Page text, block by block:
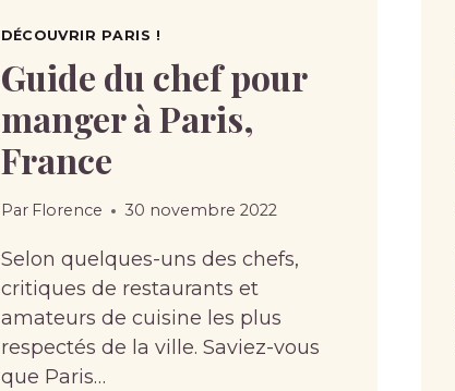
DÉCOUVRIR PARIS !
Guide du chef pour
manger à Paris,
France
Par Florence 30 novembre 2022
Selon quelques-uns des chefs,
critiques de restaurants et
amateurs de cuisine les plus
respectés de la ville. Saviez-vous
que Paris…